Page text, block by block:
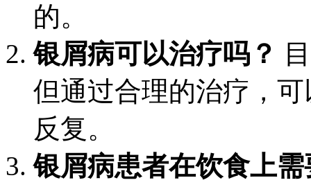
的。
银屑病可以治疗吗？
但通过合理的治疗，
反复。
银屑病患者在饮食上